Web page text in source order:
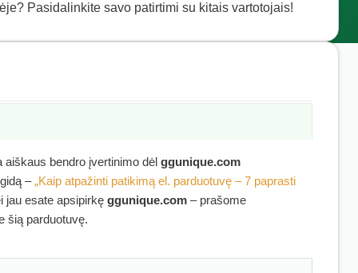
Pasidalinkite savo patirtimi su kitais vartotojais!
aiškaus bendro įvertinimo dėl ggunique.com
–„Kaip atpažinti patikimą el. parduotuvę – 7 paprasti
jau esate apsipirkę ggunique.com – prašome
šią parduotuvę.